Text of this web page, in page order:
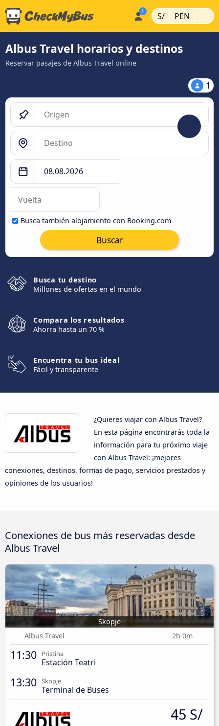
S/ | PEN |
Albus Travel horarios y destinos
Reservar pasajes de Albus Travel online
1
Busca también alojamiento con Booking.com
Buscar
Busca tu destino
Millones de ofertas en el mundo
Compara los resultados
Ahorra hasta un 70 %
Encuentra tu bus ideal
Fácil y transparente
¿Quieres viajar con Albus Travel?
En esta página encontrarás toda la
información para tu próximo viaje
con Albus Travel: ¡mejores
conexiones, destinos, formas de pago, servicios prestados y
opiniones de los usuarios!
Conexiones de bus más reservadas desde
Albus Travel
Skopje
Albus Travel
2h 0m
11:30 Pristina
Estación Teatri
13:30 Skopje
Terminal de Buses
45 S/